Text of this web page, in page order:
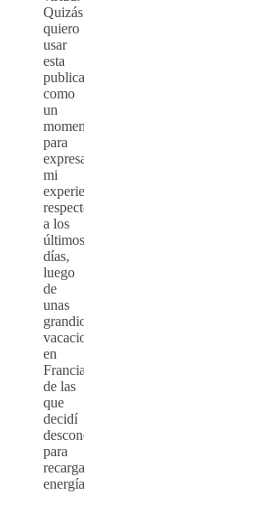
Quizás
quiero
usar
esta
publicación
como
un
momento
para
expresar
mi
experiencia
respecto
a los
últimos
días,
luego
de
unas
grandiosas
vacaciones
en
Francia,
de las
que
decidí
desconectarme
para
recargar
energías.